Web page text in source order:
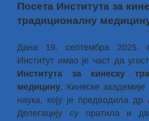
Посета Института за
традиционалну
Дана 19. септембра 2025.
Институт имао је част да
Института за кинеску
медицину, Кинеске
наука, коју је предводила др
Делегацију су пратила и